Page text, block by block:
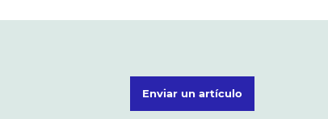
Enviar un artículo